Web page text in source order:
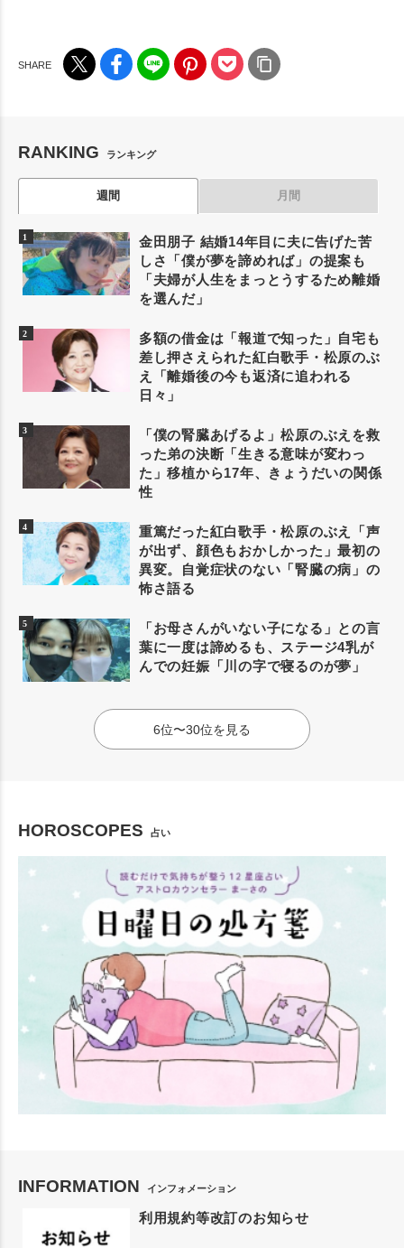
RANKING ランキング
週間 月間
金田朋子 結婚14年目に夫に告げた苦
しさ「僕が夢を諦めれば」の提案も
「夫婦が人生をまっとうするため離婚
を選んだ」
多額の借金は「報道で知った」自宅も
差し押さえられた紅白歌手・松原のぶ
え「離婚後の今も返済に追われる
日々」
「僕の腎臓あげるよ」松原のぶえを救
った弟の決断「生きる意味が変わっ
た」移植から17年、きょうだいの関係
性
重篤だった紅白歌手・松原のぶえ「声
が出ず、顔色もおかしかった」最初の
異変。自覚症状のない「腎臓の病」の
怖さ語る
「お母さんがいない子になる」との言
葉に一度は諦めるも、ステージ4乳が
んでの妊娠「川の字で寝るのが夢」
6位〜30位を見る
HOROSCOPES 占い
INFORMATION インフォメーション
利用規約等改訂のお知らせ